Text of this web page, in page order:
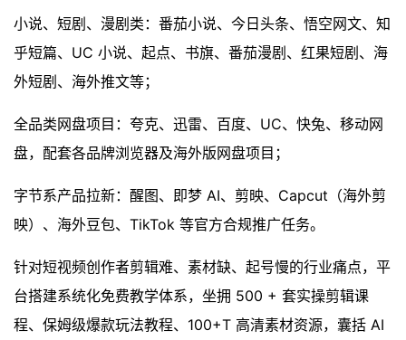
小说、短剧、漫剧类：番茄小说、今日头条、悟空网文、知
乎短篇、UC 小说、起点、书旗、番茄漫剧、红果短剧、海
外短剧、海外推文等；
全品类网盘项目：夸克、迅雷、百度、UC、快兔、移动网
盘，配套各品牌浏览器及海外版网盘项目；
字节系产品拉新：醒图、即梦 AI、剪映、Capcut（海外剪
映）、海外豆包、TikTok 等官方合规推广任务。
针对短视频创作者剪辑难、素材缺、起号慢的行业痛点，平
台搭建系统化免费教学体系，坐拥 500 + 套实操剪辑课
程、保姆级爆款玩法教程、100+T 高清素材资源，囊括 AI